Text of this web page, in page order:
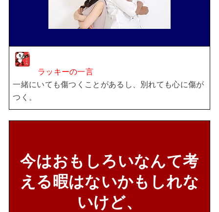
ラッキーの一言
一緒にいても傷つくことがあるし、別れても心に傷が
つく。
今はおもしろいなんて考
える暇はないかもしれな
いけど、